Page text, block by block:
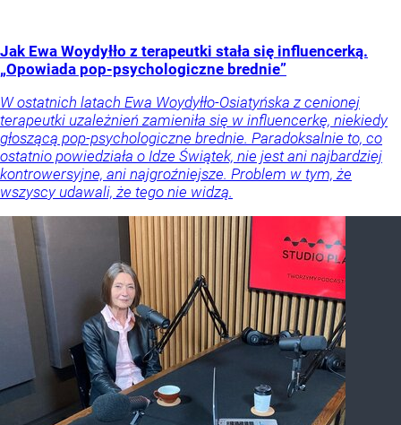
Jak Ewa Woydyłło z terapeutki stała się influencerką.
„Opowiada pop-psychologiczne brednie”
W ostatnich latach Ewa Woydyłło-Osiatyńska z cenionej
terapeutki uzależnień zamieniła się w influencerkę, niekiedy
głoszącą pop-psychologiczne brednie. Paradoksalnie to, co
ostatnio powiedziała o Idze Świątek, nie jest ani najbardziej
kontrowersyjne, ani najgroźniejsze. Problem w tym, że
wszyscy udawali, że tego nie widzą.